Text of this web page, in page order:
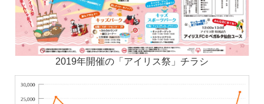
2019年開催の「アイリス祭」チラシ